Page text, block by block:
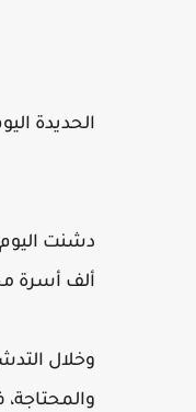
الحديدة
ألف أسرة
وخلال